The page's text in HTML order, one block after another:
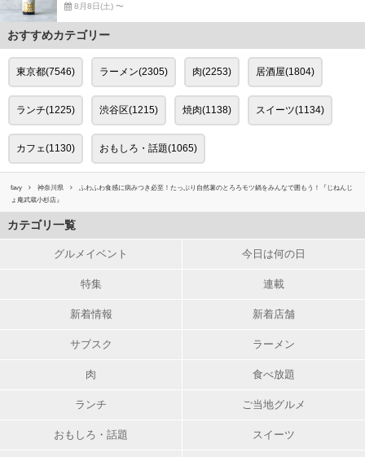
8月8日(土) 〜
おすすめカテゴリー
東京都(7546) ラーメン(2305) 肉(2253) 居酒屋(1804)
ランチ(1225) 渋谷区(1215) 焼肉(1138) スイーツ(1134)
カフェ(1130) おもしろ・話題(1065)
favy 神奈川県
ふわふわ食感に病みつき必至！たっぷり自然薯のとろろモツ鍋をみんなで囲もう！『じねんじ
ょ庵武蔵小杉店』
カテゴリ一覧
グルメイベント 今日は何の日
特集 連載
新着情報 新着店舗
サブスク ラーメン
肉 食べ放題
ランチ ご当地グルメ
おもしろ・話題 スイーツ